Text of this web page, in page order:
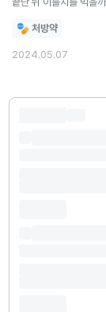
처방약
2024.05.07